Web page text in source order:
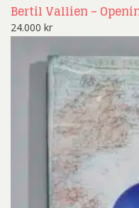
Bertil Vallien –
24.000 kr